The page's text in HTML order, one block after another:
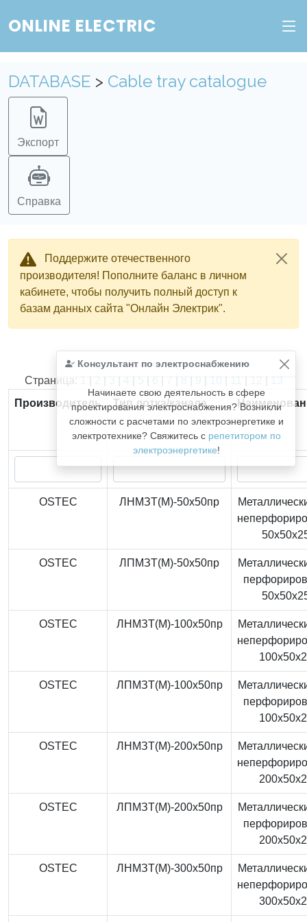
ONLINE ELECTRIC
DATABASE > Cable tray catalogue
Экспорт
Справка
Поддержите отечественного
производителя! Пополните баланс в личном
кабинете, чтобы получить полный доступ к
базам данных сайта "Онлайн Электрик".
Консультант по электроснабжению
Начинаете свою деятельность в сфере
проектирования электроснабжения? Возникли
сложности с расчетами по электроэнергетике и
электротехнике? Свяжитесь с репетитором по
электроэнергетике!
Найдено366из366записей.
Страница: 1 | 2 | 3 | 4 | 5 | 6 | 7 | 8 | 9 | 10 | 11 | 12 | 13
Производитель
Тип лотка/канала
OSTEC ЛНМЗТ(М)-50x50пр
OSTEC ЛПМЗТ(М)-50x50пр
OSTEC ЛНМЗТ(М)-100x50пр
OSTEC ЛПМЗТ(М)-100x50пр
OSTEC ЛНМЗТ(М)-200x50пр
OSTEC ЛПМЗТ(М)-200x50пр
OSTEC ЛНМЗТ(М)-300x50пр
Веб-сервис "Онлайн Электрик"
получить доступ ко всем сервисам "Онлайн